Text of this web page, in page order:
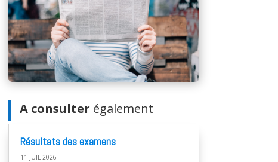
A consulter également
Résultats des examens
11 JUIL 2026